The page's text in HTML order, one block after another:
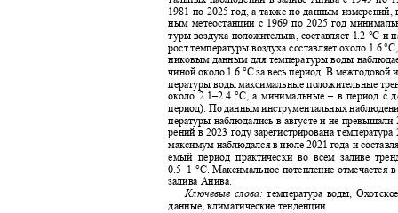
1981 по 2025 год, а также по данным измерений,
ным метеостанции с 1969 по 2025 год
туры воздуха положительна, составляет 1.2 °С и
рост температуры воздуха составляет около 1.6
никовым данным для температуры воды
чиной около 1.6 °С за весь период. В межгодовой
пературы воды максимальные положительные
около 2.1–2.4 °С, а минимальные – в период с
период). По данным инструментальных
пературы наблюдались в августе и не
рений в 2023 году зарегистрирована
максимум наблюдался в июле 2021 года и
емый период практически во всем заливе
0.5–1 °С. Максимальное потепление отмечается
залива Анива.
Ключевые слова:температура воды,
данные, климатические тенденции